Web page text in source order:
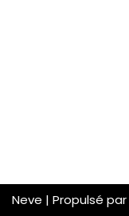
Neve | Propulsé par